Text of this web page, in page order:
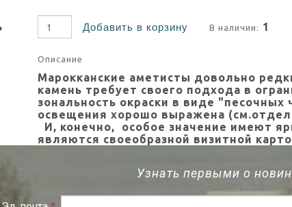
Добавить в корзину В наличии: 1
Описание
Марокканские аметисты довольно
камень требует своего подхода в
зональность окраски в виде
освещения хорошо выражена
И, конечно, особое значение имеют
являются своеобразной визитной
Узнать первыми о